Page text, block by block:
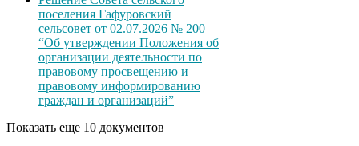
поселения Гафуровский
сельсовет от 02.07.2026 № 200
“Об утверждении Положения об
организации деятельности по
правовому просвещению и
правовому информированию
граждан и организаций”
Показать еще 10 документов